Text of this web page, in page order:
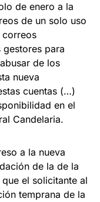
de enero a la
de un solo uso
correos
para
de los
nueva
cuentas (…)
en el
Candelaria.
a la nueva
de la de la
el solicitante al
temprana de la